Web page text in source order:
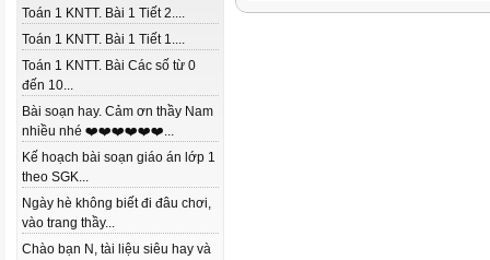
Toán 1 KNTT. Bài 1 Tiết 2....
Toán 1 KNTT. Bài 1 Tiết 1....
Toán 1 KNTT. Bài Các số từ 0
đến 10...
Bài soạn hay. Cảm ơn thầy Nam
nhiều nhé ❤️❤️❤️❤️❤️❤️...
Kế hoạch bài soạn giáo án lớp 1
theo SGK...
Ngày hè không biết đi đâu chơi,
vào trang thầy...
Chào bạn N, tài liệu siêu hay và